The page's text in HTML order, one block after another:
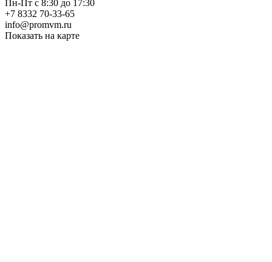
Пн-Пт с 8:30 до 17:30
+7 8332 70-33-65
info@promvm.ru
Показать на карте